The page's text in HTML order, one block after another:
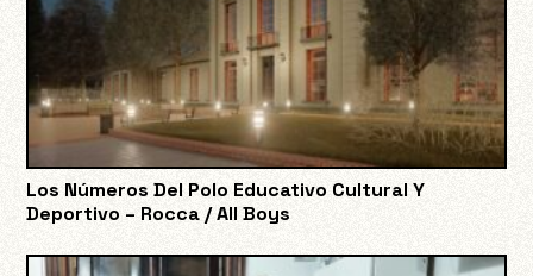
Los Números Del Polo Educativo Cultural Y
Deportivo – Rocca / All Boys